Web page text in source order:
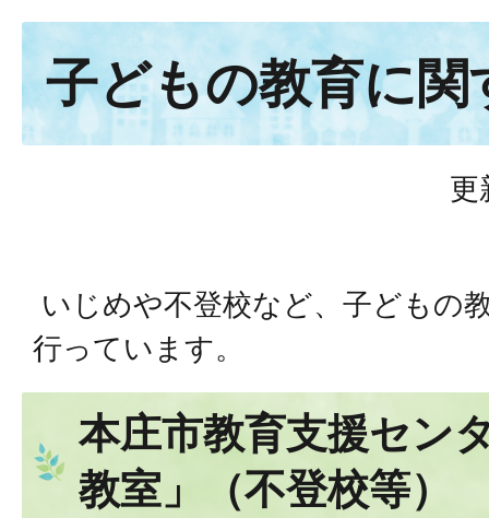
子どもの教育に関
更
いじめや不登校など、子どもの
行っています。
本庄市教育支援セン
教室」（不登校等）